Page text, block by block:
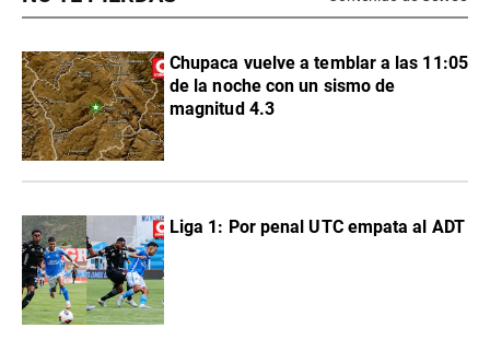
Chupaca vuelve a temblar a las 11:05
de la noche con un sismo de
magnitud 4.3
Liga 1: Por penal UTC empata al ADT